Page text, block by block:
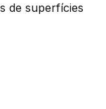
de superfícies